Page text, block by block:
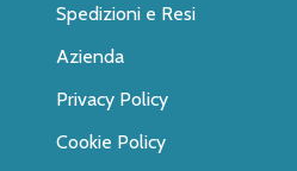
Spedizioni e Resi
Azienda
Privacy Policy
Cookie Policy